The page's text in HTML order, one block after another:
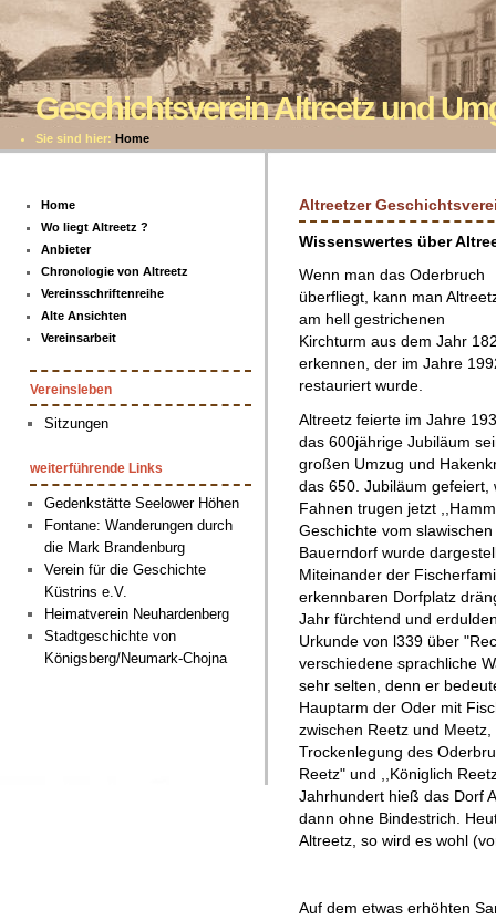
Geschichtsverein Altreetz und
Sie sind hier: Home
Home
Wo liegt Altreetz ?
Anbieter
Chronologie von Altreetz
Vereinsschriftenreihe
Alte Ansichten
Vereinsarbeit
Vereinsleben
Sitzungen
weiterführende Links
Gedenkstätte Seelower Höhen
Fontane: Wanderungen durch
die Mark Brandenburg
Verein für die Geschichte
Küstrins e.V.
Heimatverein Neuhardenberg
Stadtgeschichte von
Königsberg/Neumark-Chojna
Altreetzer
Wissenswertes über
Wenn man das Oderbruch
überfliegt, kann man
am hell gestrichenen
Kirchturm aus dem Jahr
erkennen, der im Jahre
restauriert wurde.
Altreetz feierte im Jahre
das 600jährige Jubiläum
großen Umzug und
das 650. Jubiläum
Fahnen trugen jetzt
Geschichte vom
Bauerndorf wurde
Miteinander der
erkennbaren Dorfplatz
Jahr fürchtend und
Urkunde von l339 über
verschiedene sprachliche
sehr selten, denn er
Hauptarm der Oder mit
zwischen Reetz und
Trockenlegung des
Reetz" und ,,Königlich
Jahrhundert hieß das Dorf
dann ohne Bindestrich.
Altreetz, so wird es wohl
Auf dem etwas erhöhten